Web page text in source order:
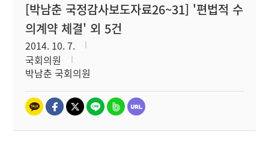
[박남춘 국정감사보도자료26~31] '편법적 수
의계약 체결' 외 5건
2014. 10. 7.
국회의원
박남춘 국회의원